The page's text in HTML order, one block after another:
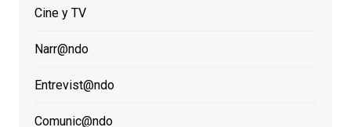
Cine y TV
Narr@ndo
Entrevist@ndo
Comunic@ndo